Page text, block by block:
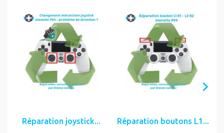
Réparation joystick... Réparation boutons L1...